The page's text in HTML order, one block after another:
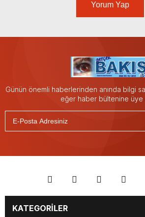
Yorum Yap
Günün önemli haberlerinden anında bilgi
eğer haber bültenine üye
KATEGORİLER